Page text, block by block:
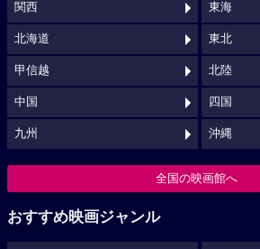
関西 東海
北海道 東北
甲信越 北陸
中国 四国
九州 沖縄
全国の映画館へ
おすすめ映画ジャンル